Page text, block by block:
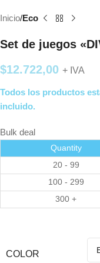
Inicio Eco
Set de juegos
$12.722,00 + IVA
Todos los productos
incluido.
Bulk deal
Quantity
20 - 99
100 - 299
300 +
COLOR